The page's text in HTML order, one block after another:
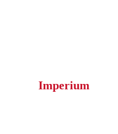
Imperium